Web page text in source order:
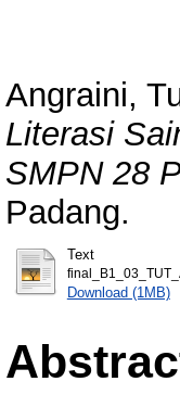
Angraini,
Literasi
SMPN 28
Padang.
Text
Download (1MB)